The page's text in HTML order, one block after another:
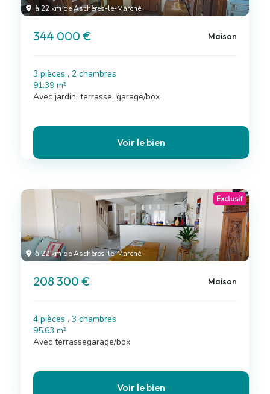
à 22 km de Aschères-le-Marché
344 000 € Maison
3 pièces , 2 chambres
91.39 m²
Avec jardin, terrasse, garage/box
Voir le bien
à 22 km de Aschères-le-Marché
Exclusif
208 300 € Maison
4 pièces , 3 chambres
95.63 m²
Avec terrassegarage/box
Voir le bien